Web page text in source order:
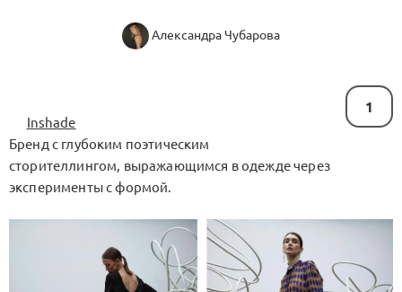
Александра Чубарова
1
Inshade
Бренд с глубоким поэтическим
сторителлингом, выражающимся в одежде через
эксперименты с формой.